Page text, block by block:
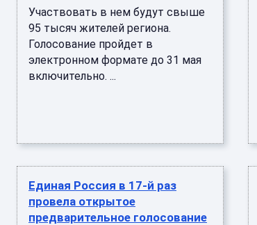
Участвовать в нем будут свыше
95 тысяч жителей региона.
Голосование пройдет в
электронном формате до 31 мая
включительно. ...
Единая Россия в 17-й раз
провела открытое
предварительное голосование